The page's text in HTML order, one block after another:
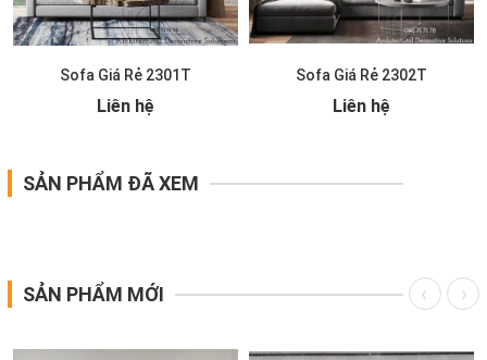
Sofa Giá Rẻ 2301T
Liên hệ
Sofa Giá Rẻ 2302T
Liên hệ
SẢN PHẨM ĐÃ XEM
SẢN PHẨM MỚI